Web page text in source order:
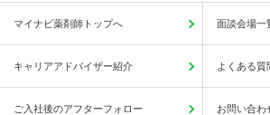
マイナビ薬剤師トップへ 面談会場一
キャリアアドバイザー紹介 よくある質
ご入社後のアフターフォロー お問い合わ